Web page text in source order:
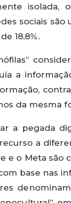
isolada,
sociais são
18,8%.
a
da mesma
a pegada
a
e o Meta são
base nas